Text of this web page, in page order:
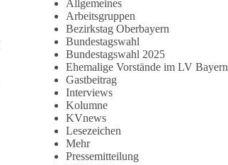
Allgemeines
Arbeitsgruppen
Bezirkstag Oberbayern
Bundestagswahl
Bundestagswahl 2025
Ehemalige Vorstände im LV Bayern
Gastbeitrag
Interviews
Kolumne
KVnews
Lesezeichen
Mehr
Pressemitteilung